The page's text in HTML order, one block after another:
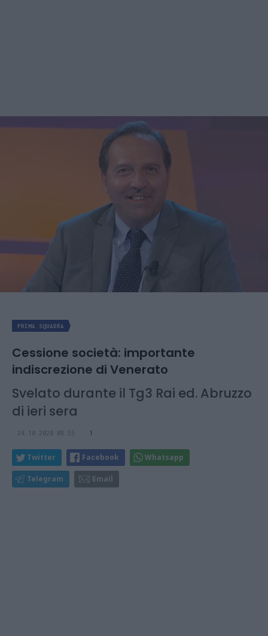
PRIMA SQUADRA
Cessione società: importante
indiscrezione di Venerato
Svelato durante il Tg3 Rai ed. Abruzzo
di ieri sera
24.10.2020 08:55 1
Twitter Facebook Whatsapp
Telegram Email